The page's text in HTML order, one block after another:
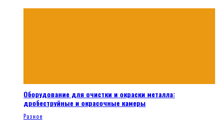
Оборудование для очистки и окраски металла:
дробеструйные и окрасочные камеры
Разное